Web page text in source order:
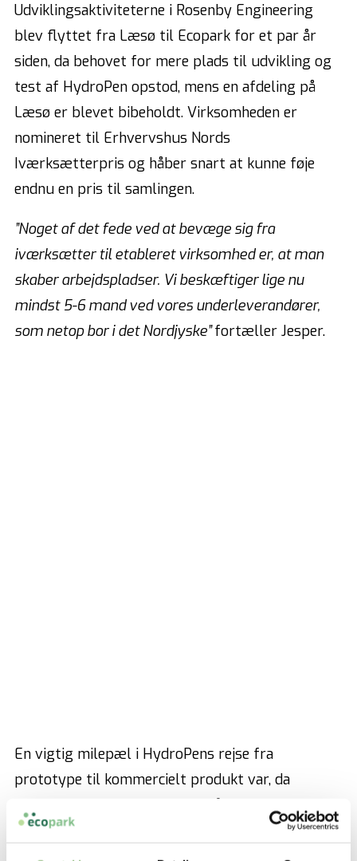
Udviklingsaktiviteterne i Rosenby Engineering
blev flyttet fra Læsø til Ecopark for et par år
siden, da behovet for mere plads til udvikling og
test af HydroPen opstod, mens en afdeling på
Læsø er blevet bibeholdt. Virksomheden er
nomineret til Erhvervshus Nords
Iværksætterpris og håber snart at kunne føje
endnu en pris til samlingen.
”Noget af det fede ved at bevæge sig fra
iværksætter til etableret virksomhed er, at man
skaber arbejdspladser. Vi beskæftiger lige nu
mindst 5-6 mand ved vores underleverandører,
som netop bor i det Nordjyske”fortæller Jesper.
En vigtig milepæl i HydroPens rejse fra
prototype til kommercielt produkt var, da
HydroPen i sommer blev sat på den ultimative
prøve. Udstyret blev for første gang anvendt til
at slukke en pludseligt opstået containerbrand på